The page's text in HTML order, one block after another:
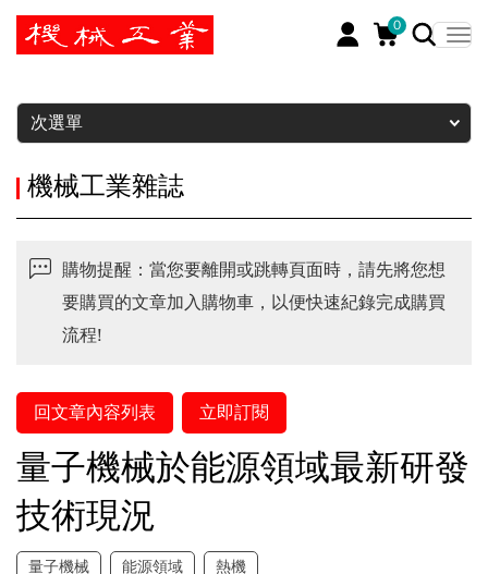
0
暫停
次選單
機械工業雜誌
購物提醒：當您要離開或跳轉頁面時，請先將您想
要購買的文章加入購物車，以便快速紀錄完成購買
流程!
回文章內容列表 立即訂閱
量子機械於能源領域最新研發
技術現況
量子機械 能源領域 熱機